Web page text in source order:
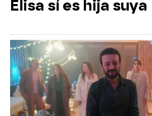
Elisa sí es hija suya